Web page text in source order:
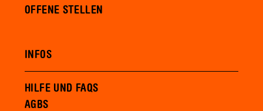
OFFENE STELLEN
INFOS
HILFE UND FAQS
AGBS